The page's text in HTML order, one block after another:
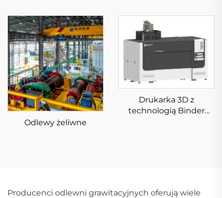
KS281MS
Odlewy żeliwne
Drukarka 3D z
technologią Binder
Producenci odlewni grawitacyjnych oferują wiele